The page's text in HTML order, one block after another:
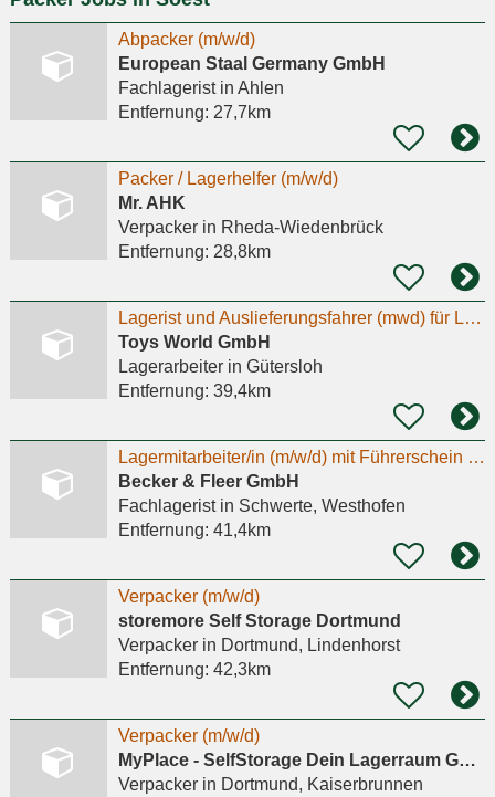
Abpacker (m/w/d)
European Staal Germany GmbH
Fachlageristin Ahlen
Entfernung: 27,7km
Packer / Lagerhelfer (m/w/d)
Mr. AHK
Verpackerin Rheda-Wiedenbrück
Entfernung: 28,8km
Lagerist und Auslieferungsfahrer (mwd) für LKW mit Fahrerlaubnis C1
Toys World GmbH
Lagerarbeiterin Gütersloh
Entfernung: 39,4km
Lagermitarbeiter/in (m/w/d) mit Führerschein für Auslieferungsfahrten in Schwerte gesucht!
Becker & Fleer GmbH
Fachlageristin Schwerte, Westhofen
Entfernung: 41,4km
Verpacker (m/w/d)
storemore Self Storage Dortmund
Verpackerin Dortmund, Lindenhorst
Entfernung: 42,3km
Verpacker (m/w/d)
MyPlace - SelfStorage Dein Lagerraum GmbH
Verpackerin Dortmund, Kaiserbrunnen